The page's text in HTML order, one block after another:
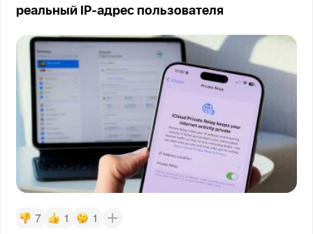
реальный IP-адрес пользователя
7 1 1